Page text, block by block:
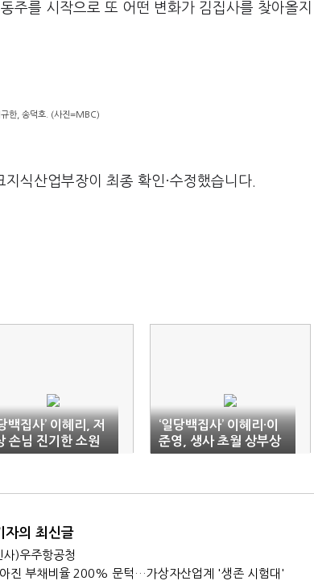
주를 시작으로 또 어떤 변화가 김집사를 찾아올지
한, 송덕호. (사진=MBC)
식산업부장이 최종 확인·수정했습니다.
백집사’ 이혜리, 저
손님 진기한 소원
시작
‘일당백집사’ 이혜리·이
준영, 생사 초월 상부상
조 로맨스
자의 최신글
사)우주항공청
진 부채비율 200% 문턱…가상자산업계 '생존 시험대'